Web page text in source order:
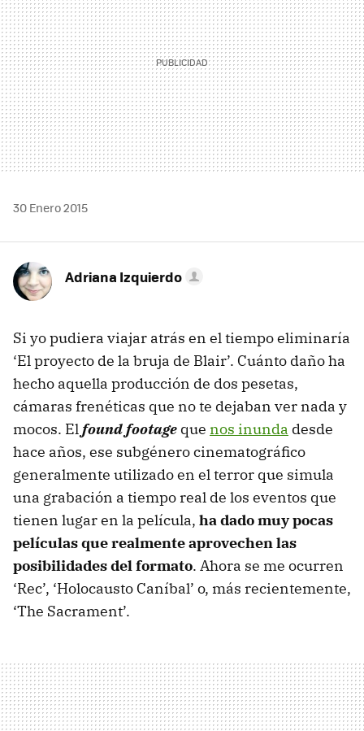
30 Enero 2015
Adriana Izquierdo
Si yo pudiera viajar atrás en el tiempo eliminaría
‘El proyecto de la bruja de Blair’. Cuánto daño ha
hecho aquella producción de dos pesetas,
cámaras frenéticas que no te dejaban ver nada y
mocos. Elfound footage que nos inunda desde
hace años, ese subgénero cinematográfico
generalmente utilizado en el terror que simula
una grabación a tiempo real de los eventos que
tienen lugar en la película, ha dado muy pocas
películas que realmente aprovechen las
posibilidades del formato. Ahora se me ocurren
‘Rec’, ‘Holocausto Caníbal’ o, más recientemente,
‘The Sacrament’.